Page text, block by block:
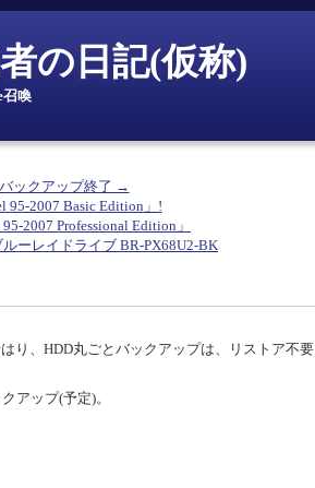
の日記(仮称)
召喚
バックアップ終了 →
95-2007 Basic Edition」!
2007 Professional Edition」
ーレイドライブ BR-PX68U2-BK
り、HDD丸ごとバックアップは、リストア不要
アップ(予定)。